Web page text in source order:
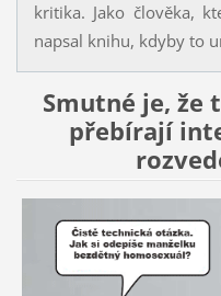
kritika. Jako člověka,
napsal knihu, kdyby to
Smutné je, že
přebírají